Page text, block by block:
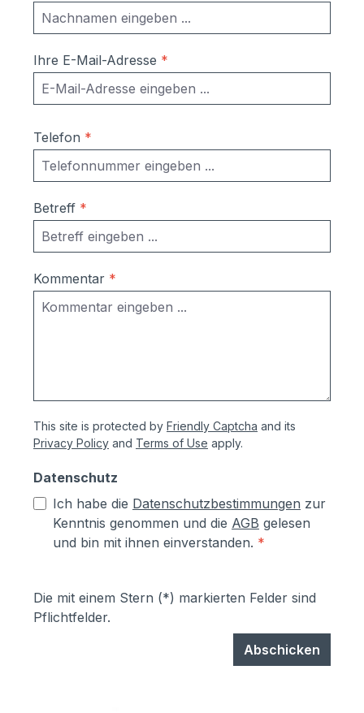
DIN A4 Umschläge Maße mit
Verkleidung:Briefkasten einzeln: 370 x 330
x 100 mm (BHT)Einwurfschlitz: 325 x 32
mm (BH); EN13724 konform; geeignet für
DIN A4 Umschläge Sie brauchen mehr
Ihnen ein Angebot. Rufen Sie uns an oder
schicken Sie uns eine E-Mail. Wir melden
uns umgehend bei Ihnen.
Ihre E-Mail-Adresse *
Telefon *
Betreff *
Kommentar *
This site is protected by Friendly Captcha and its
Privacy Policy and Terms of Use apply.
Datenschutz
Ich habe die Datenschutzbestimmungen zur
Kenntnis genommen und die AGB gelesen
und bin mit ihnen einverstanden. *
Die mit einem Stern (*) markierten Felder sind
Pflichtfelder.
Abschicken